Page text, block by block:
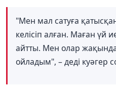
"Мен мал сатуға
келісіп алған. Маған үй
айтты. Мен олар
ойладым", – деді куәгер